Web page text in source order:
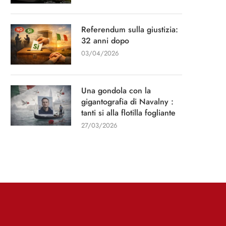
Intervista per il quotidiano “La
Stampa”
11/03/2026
“Un capitano di 15
Referendum sulla giustizia:
32 anni dopo
03/04/2026
Una gondola con la
gigantografia di Navalny :
tanti si alla flotilla fogliante
27/03/2026